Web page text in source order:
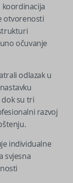
koordinacija
otvorenosti
očuvanje
odlazak u
dok su tri
razvoj
individualne
svjesna